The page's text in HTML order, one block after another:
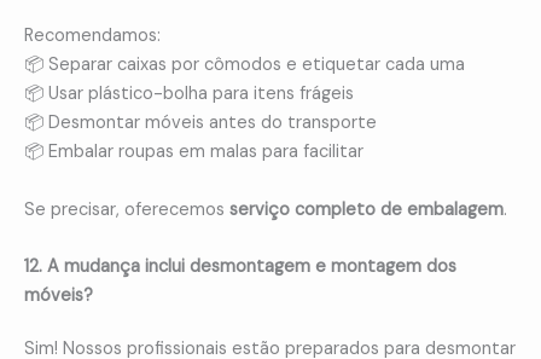
Recomendamos:
📦 Separar caixas por cômodos e etiquetar cada uma
📦 Usar plástico-bolha para itens frágeis
📦 Desmontar móveis antes do transporte
📦 Embalar roupas em malas para facilitar
Se precisar, oferecemos serviço completo de embalagem.
12. A mudança inclui desmontagem e montagem dos
móveis?
Sim! Nossos profissionais estão preparados para desmontar